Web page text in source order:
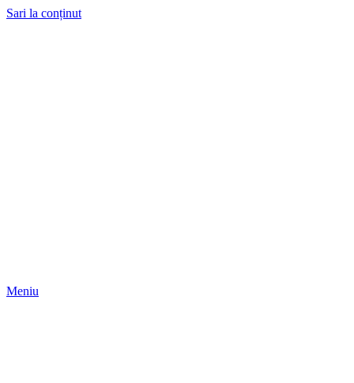
Sari la conținut
Meniu